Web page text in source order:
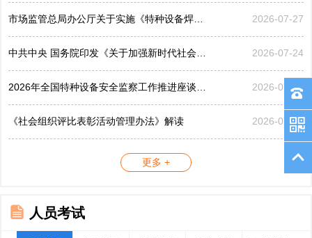
市场监管总局办公厅关于实施《特种设备焊接操作人员考核... 2026-07-27
中共中央 国务院印发《关于加强新时代社会工作的意见》 2026-07-24
2026年全国特种设备安全监察工作推进座谈会在黑龙江哈... 2026-07-21
《社会组织评比表彰活动管理办法》解读 2026-07-17
更多 +
人员考试